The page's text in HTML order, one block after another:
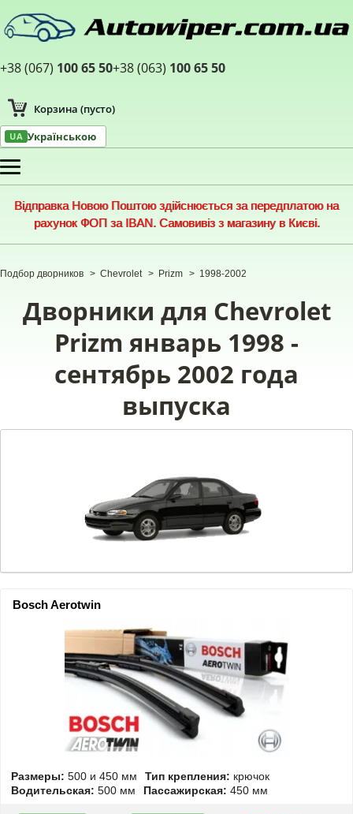
+38 (067) 100 65 50+38 (063) 100 65 50
Корзина (пусто)
UA Українською
Меню
Відправка Новою Поштою здійснюється за передплатою на
рахунок ФОП за IBAN. Самовивіз з магазину в Києві.
Подбор дворников > Chevrolet > Prizm > 1998-2002
Дворники для Chevrolet
Prizm январь 1998 -
сентябрь 2002 года
выпуска
Bosch Aerotwin
Размеры: 500 и 450 мм Тип крепления: крючок
Водительская: 500 мм Пассажирская: 450 мм